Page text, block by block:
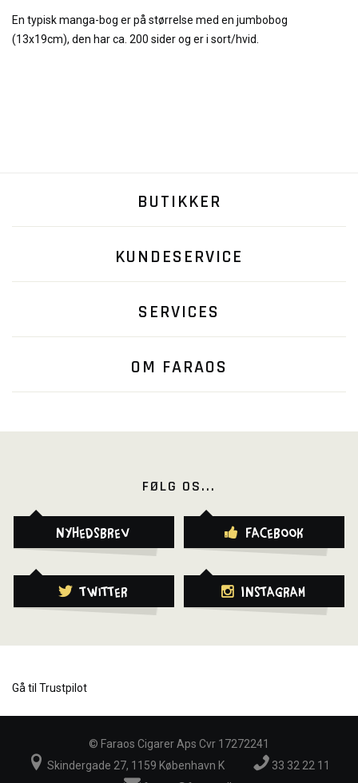
En typisk manga-bog er på størrelse med en jumbobog
(13x19cm), den har ca. 200 sider og er i sort/hvid.
BUTIKKER
KUNDESERVICE
SERVICES
OM FARAOS
FØLG OS...
Nyhedsbrev Facebook
Twitter Instagram
Gå til Trustpilot
© Faraos Cigarer Aps Cvr 17272241
Skindergade 27, 1159 København K
33 32 22 11